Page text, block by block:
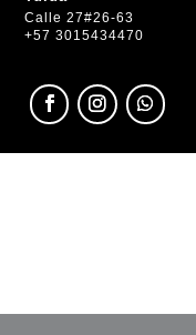
Calle 27#26-63
+57 3015434470